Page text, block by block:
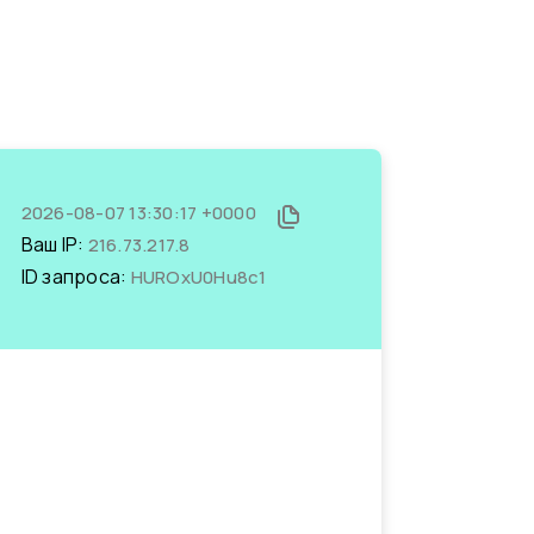
2026-08-07 13:30:17 +0000
Ваш IP: 216.73.217.8
ID запроса: HUROxU0Hu8c1